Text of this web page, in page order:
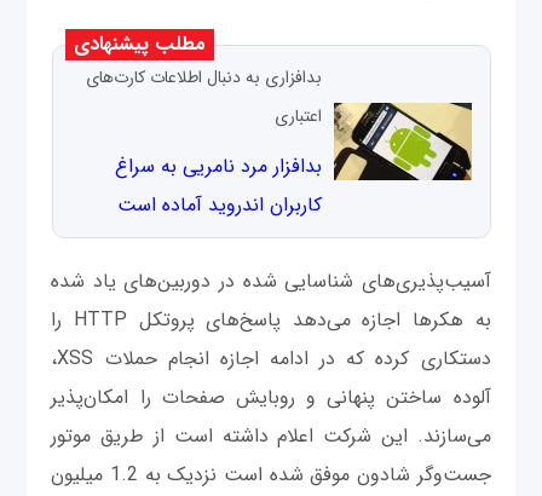
مطلب پیشنهادی
بدافزاری به دنبال اطلاعات کارت‌های
اعتباری
بدافزار مرد نامریی به سراغ
کاربران اندروید آماده است
آسیب‌پذیری‌های شناسایی شده در دوربین‌های یاد شده
به هکرها اجازه می‌دهد پاسخ‌های پروتکل HTTP را
دستکاری کرده که در ادامه اجازه انجام حملات XSS،
آلوده ساختن پنهانی و روبایش صفحات را امکان‌پذیر
می‌سازند. این شرکت اعلام داشته است از طریق موتور
جست‌وگر شادون موفق شده است نزدیک به 1.2 میلیون